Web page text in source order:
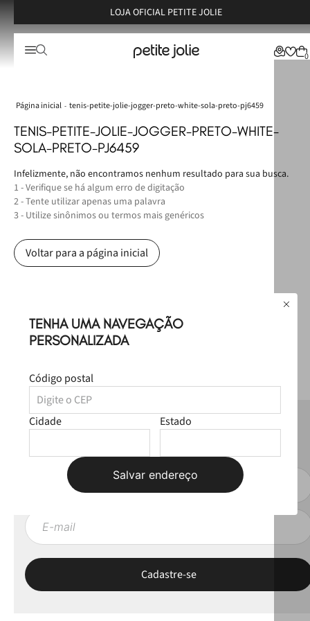
LOJA OFICIAL PETITE JOLIE
TENHA UMA NAVEGAÇÃO
PERSONALIZADA
Código postal
Cidade Estado
Salvar endereço
0
tenis-petite-jolie-jogger-preto-white-sola-preto-pj6459
TENIS-PETITE-JOLIE-JOGGER-PRETO-WHITE-
SOLA-PRETO-PJ6459
Infelizmente, não encontramos nenhum resultado para sua busca.
1 - Verifique se há algum erro de digitação
2 - Tente utilizar apenas uma palavra
3 - Utilize sinônimos ou termos mais genéricos
Voltar para a página inicial
NEWSLETTER